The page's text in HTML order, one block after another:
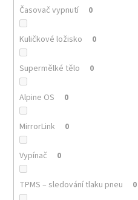
Časovač vypnutí 0
Kuličkové ložisko 0
Supermělké tělo 0
Alpine OS 0
MirrorLink 0
Vypínač 0
TPMS – sledování tlaku pneu 0